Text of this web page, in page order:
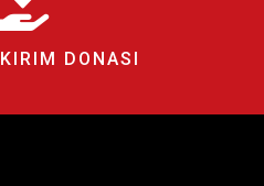
KIRIM DONASI